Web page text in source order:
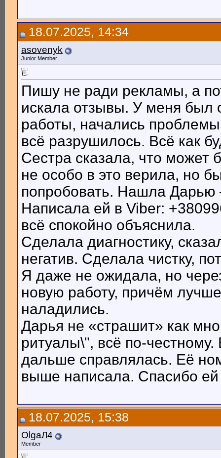
18.07.2025, 14:34
asovenyk
Junior Member
Пишу не ради рекламы, а
искала отзывы. У меня был
работы, начались
всё разрушилось. Всё как
Сестра сказала, что может
не особо в это верила, но
попробовать. Нашла
Написала ей в Viber:
всё спокойно объяснила.
Сделала диагностику,
негатив. Сделала чистку,
Я даже не ожидала, но
новую работу, причём
наладились.
Дарья не «страшит» как
ритуалы\", всё по-
дальше справлялась. Её
выше написала. Спасибо
18.07.2025, 15:38
OlgaЛ4
Member